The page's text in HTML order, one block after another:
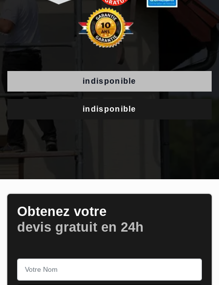
indisponible
indisponible
Obtenez votre
devis gratuit en 24h